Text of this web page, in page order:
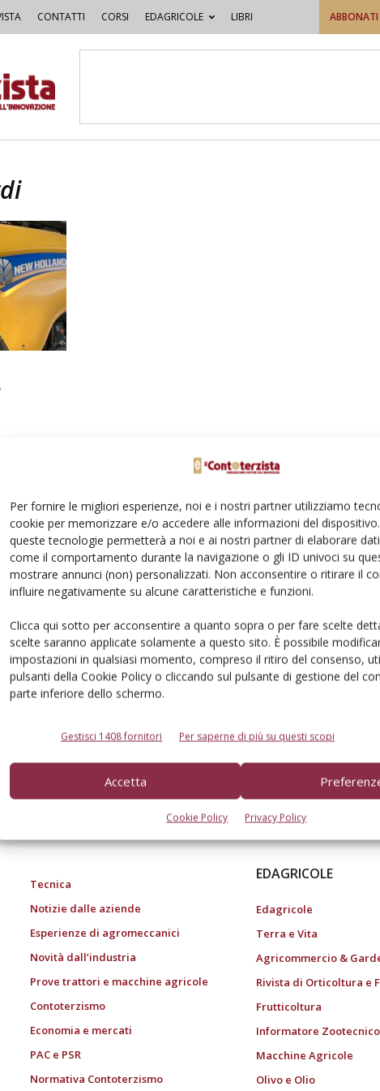
Per fornire le migliori esperienze, noi e i nostri partner utilizziamo
cookie per memorizzare e/o accedere alle informazioni del
queste tecnologie permetterà a noi e ai nostri partner di elaborare
come il comportamento durante la navigazione o gli ID univoci su
mostrare annunci (non) personalizzati. Non acconsentire o ritirare il
influire negativamente su alcune caratteristiche e funzioni.
Clicca qui sotto per acconsentire a quanto sopra o per fare scelte
scelte saranno applicate solamente a questo sito. È possibile
impostazioni in qualsiasi momento, compreso il ritiro del consenso,
pulsanti della Cookie Policy o cliccando sul pulsante di gestione del
parte inferiore dello schermo.
Gestisci 1408 fornitori Per saperne di più su questi scopi
Accetta
Cookie Policy Privacy Policy
CONTATTI CORSI EDAGRICOLE LIBRI
mondo dell’agricoltura
Tecnica
Notizie dalle aziende
Esperienze di agromeccanici
Novità dall’industria
Prove trattori e macchine agricole
Contoterzismo
Economia e mercati
PAC e PSR
Normativa Contoterzismo
EDAGRICOLE
Edagricole
Terra e Vita
Agricommercio &
Rivista di Orticoltura e
Frutticoltura
Informatore Zootecnico
Macchine Agricole
Olivo e Olio